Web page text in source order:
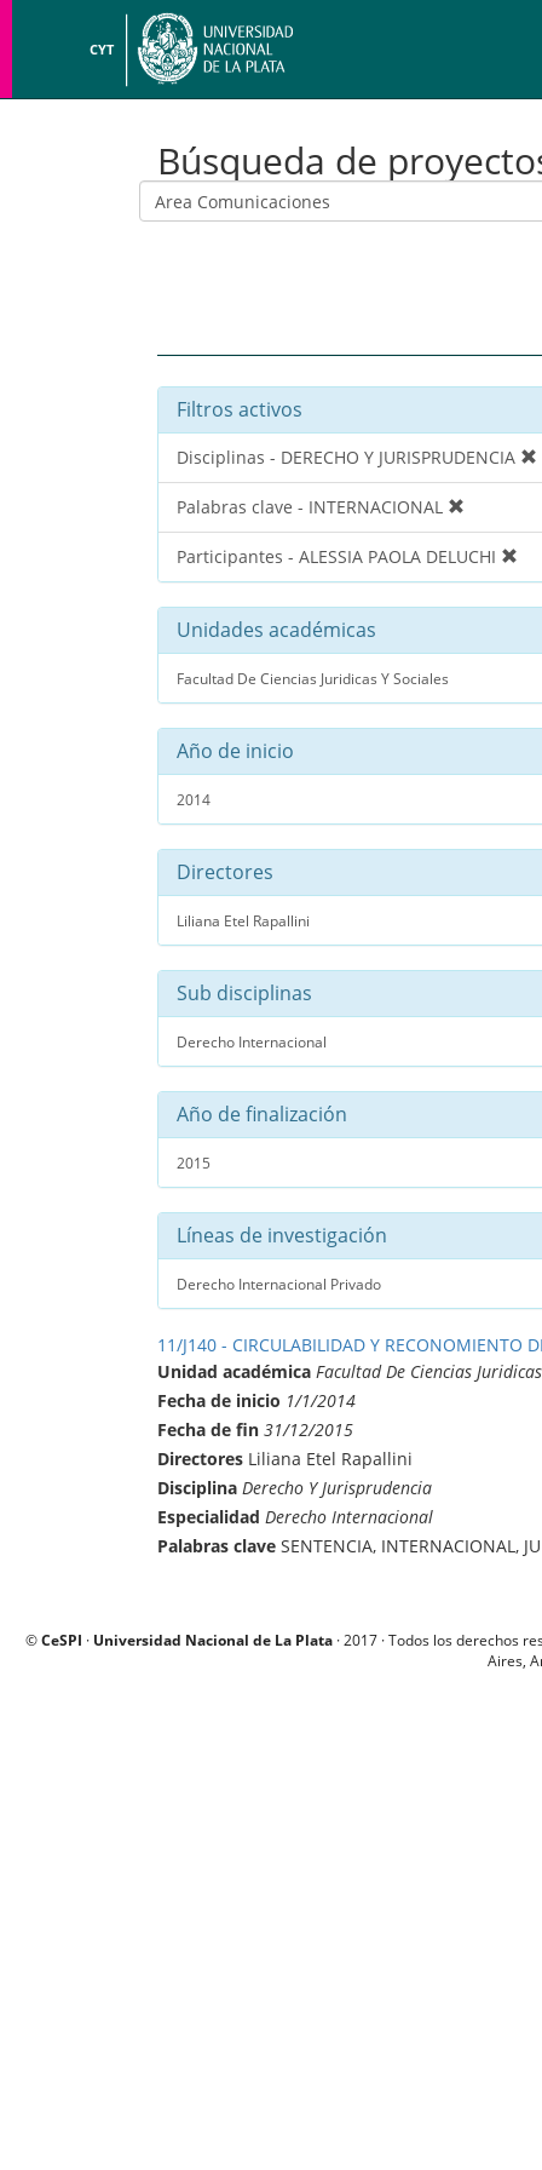
CYT
Búsqueda de
Filtros activos
Disciplinas - DERECHO Y JURISPRUDENCIA
Palabras clave - INTERNACIONAL
Participantes - ALESSIA PAOLA DELUCHI
Unidades académicas
Facultad De Ciencias Juridicas Y Sociales
Año de inicio
2014
Directores
Liliana Etel Rapallini
Sub disciplinas
Derecho Internacional
Año de finalización
2015
Líneas de investigación
Derecho Internacional Privado
11/J140 - CIRCULABILIDAD Y RECONOMIENTO
Unidad académica Facultad De Ciencias
Fecha de inicio 1/1/2014
Fecha de fin 31/12/2015
Directores Liliana Etel Rapallini
Disciplina Derecho Y Jurisprudencia
Especialidad Derecho Internacional
Palabras clave SENTENCIA, INTERNACIONAL,
©CeSPI · Universidad Nacional de La Plata · 2017 · Todos los derechos
Aires,